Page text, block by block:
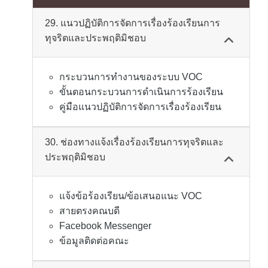
29. แนวปฏิบัติการจัดการเรื่องร้องเรียนการ
ทุจริตและประพฤติมิชอบ
กระบวนการทำงานของระบบ VOC
ขั้นตอนกระบวนการดำเนินการร้องเรียน
คู่มือแนวปฏิบัติการจัดการเรื่องร้องเรียน
30. ช่องทางแจ้งเรื่องร้องเรียนการทุจริตและ
ประพฤติมิชอบ
แจ้งข้อร้องเรียน/ข้อเสนอแนะ VOC
สายตรงคณบดี
Facebook Messenger
ข้อมูลติดต่อคณะ